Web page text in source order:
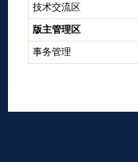
技术交流区
版主管理区
事务管理